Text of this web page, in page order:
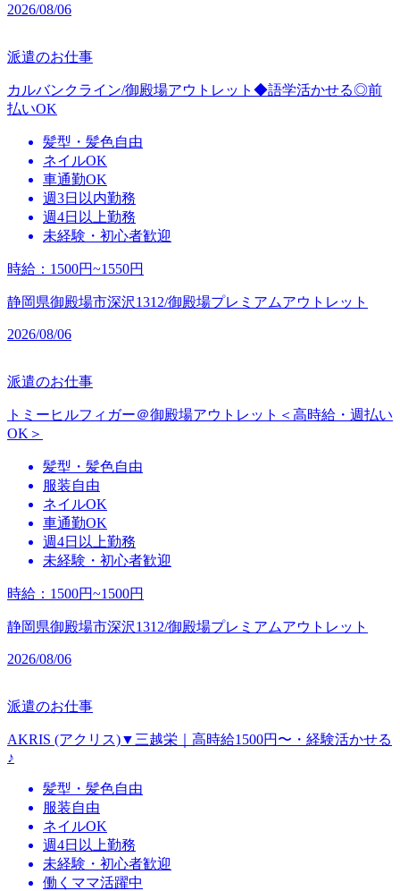
2026/08/06
派遣のお仕事
カルバンクライン/御殿場アウトレット◆語学活かせる◎前
払いOK
髪型・髪色自由
ネイルOK
車通勤OK
週3日以内勤務
週4日以上勤務
未経験・初心者歓迎
時給 ： 1500円~1550円
静岡県御殿場市深沢1312/御殿場プレミアムアウトレット
2026/08/06
派遣のお仕事
トミーヒルフィガー＠御殿場アウトレット＜高時給・週払い
OK＞
髪型・髪色自由
服装自由
ネイルOK
車通勤OK
週4日以上勤務
未経験・初心者歓迎
時給 ： 1500円~1500円
静岡県御殿場市深沢1312/御殿場プレミアムアウトレット
2026/08/06
派遣のお仕事
AKRIS (アクリス)▼三越栄｜高時給1500円〜・経験活かせる
♪
髪型・髪色自由
服装自由
ネイルOK
週4日以上勤務
未経験・初心者歓迎
働くママ活躍中